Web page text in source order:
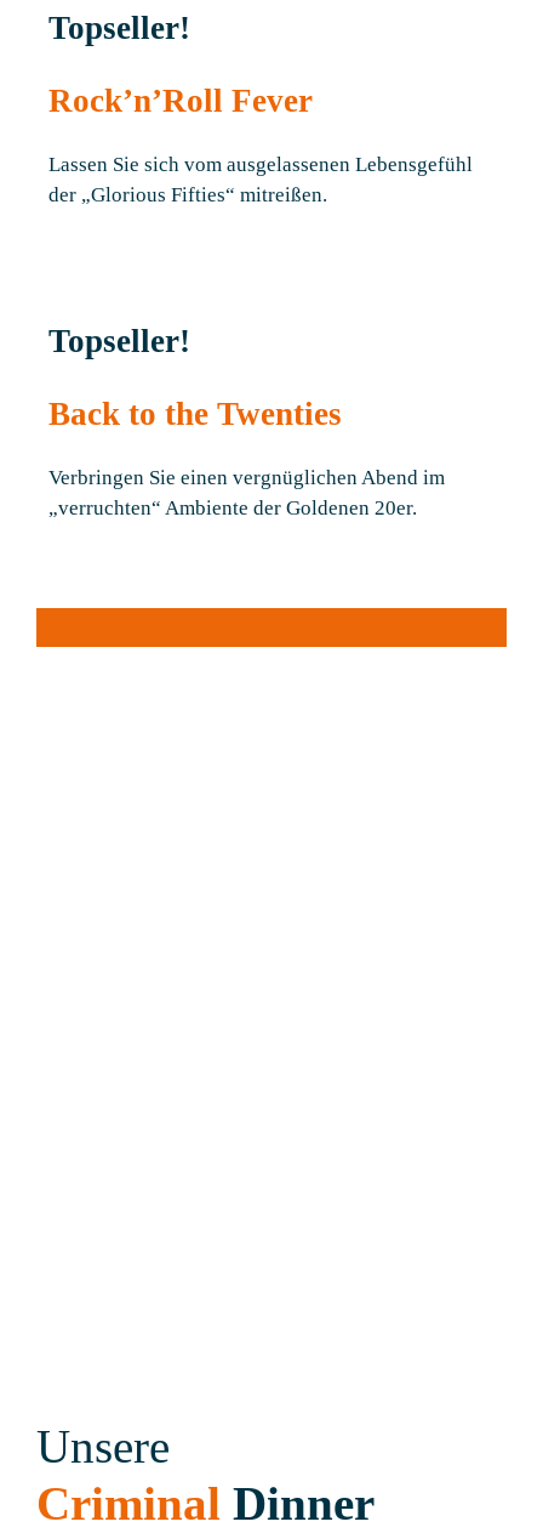
Topseller!
Rock’n’Roll Fever
Lassen Sie sich vom ausgelassenen Lebensgefühl
der „Glorious Fifties“ mitreißen.
Topseller!
Back to the Twenties
Verbringen Sie einen vergnüglichen Abend im
„verruchten“ Ambiente der Goldenen 20er.
Unsere
Criminal Dinner